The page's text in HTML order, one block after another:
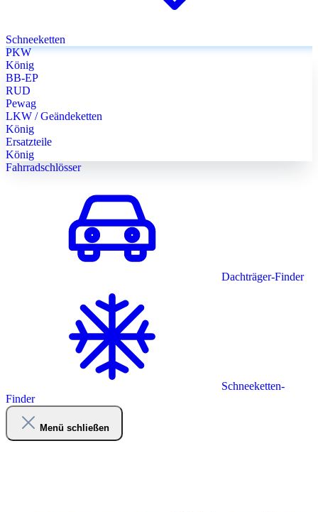
Schneeketten
PKW
König
BB-EP
RUD
Pewag
LKW / Geändeketten
König
Ersatzteile
König
Fahrradschlösser
Dachträger-Finder
Schneeketten-
Finder
Menü schließen